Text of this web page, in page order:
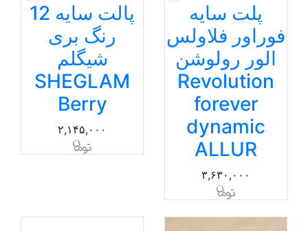
پلت سایه
فوراور فلاولس
الور رولوشن
Revolution
forever
dynamic
ALLUR
۳,۶۳۰,۰۰۰
پالت سایه 12
رنگ بری
شیگلم
SHEGLAM
Berry
۲,۱۴۵,۰۰۰